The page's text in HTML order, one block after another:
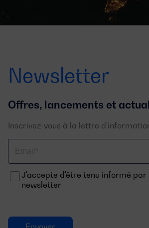
Newsletter
Offres, lancements et
Inscrivez-vous à la lettre
J'accepte d'être tenu informé par
newsletter